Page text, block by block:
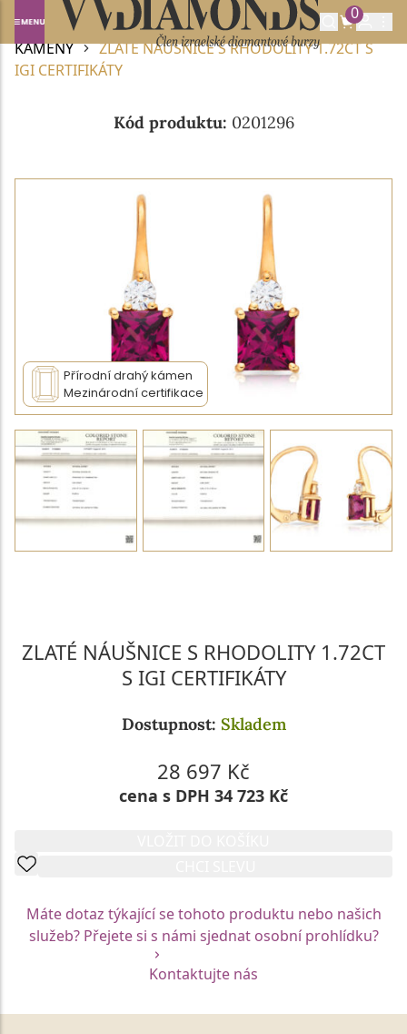
0
Domů DIAMANTOVÉ ŠPERKY
ŠPERKY S DRAHÝMI
KAMENY
ZLATÉ NÁUŠNICE S RHODOLITY 1.72CT S
IGI CERTIFIKÁTY
Kód produktu: 0201296
Přírodní drahý kámen
Mezinárodní certifikace
ZLATÉ NÁUŠNICE S RHODOLITY 1.72CT
S IGI CERTIFIKÁTY
Dostupnost: Skladem
28 697 Kč
cena s DPH 34 723 Kč
Máte dotaz týkající se tohoto produktu nebo našich
služeb? Přejete si s námi sjednat osobní prohlídku?
Kontaktujte nás